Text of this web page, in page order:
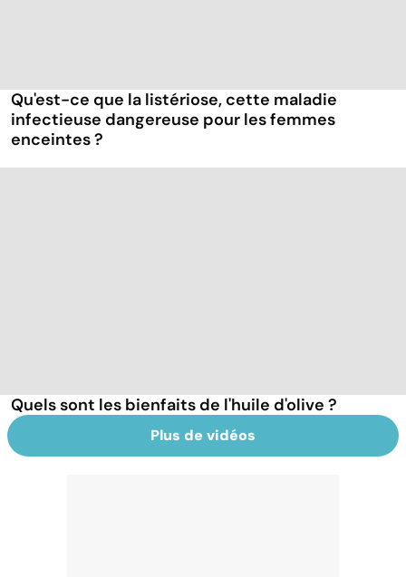
Qu'est-ce que la listériose, cette maladie
infectieuse dangereuse pour les femmes
enceintes ?
Quels sont les bienfaits de l'huile d'olive ?
Plus de vidéos